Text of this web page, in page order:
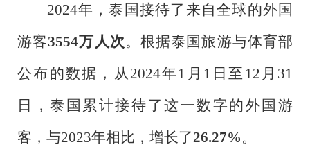
2024年，泰国接待了来自全球的外国
游客3554万人次。根据泰国旅游与体育部
公布的数据，从 2024年1月1日至12月31
日，泰国累计接待了这一数字的外国游
客，与2023年相比，增长了26.27%。